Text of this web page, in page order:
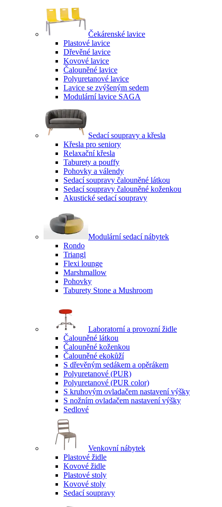
Čekárenské lavice
Plastové lavice
Dřevěné lavice
Kovové lavice
Čalouněné lavice
Polyuretanové lavice
Lavice se zvýšeným sedem
Modulární lavice SAGA
Sedací soupravy a křesla
Křesla pro seniory
Relaxační křesla
Taburety a pouffy
Pohovky a válendy
Sedací soupravy čalouněné látkou
Sedací soupravy čalouněné koženkou
Akustické sedací soupravy
Modulární sedací nábytek
Rondo
Triangl
Flexi lounge
Marshmallow
Pohovky
Taburety Stone a Mushroom
Laboratorní a provozní židle
Čalouněné látkou
Čalouněné koženkou
Čalouněné ekokůží
S dřevěným sedákem a opěrákem
Polyuretanové (PUR)
Polyuretanové (PUR color)
S kruhovým ovladačem nastavení výšky
S nožním ovladačem nastavení výšky
Sedlové
Venkovní nábytek
Plastové židle
Kovové židle
Plastové stoly
Kovové stoly
Sedací soupravy